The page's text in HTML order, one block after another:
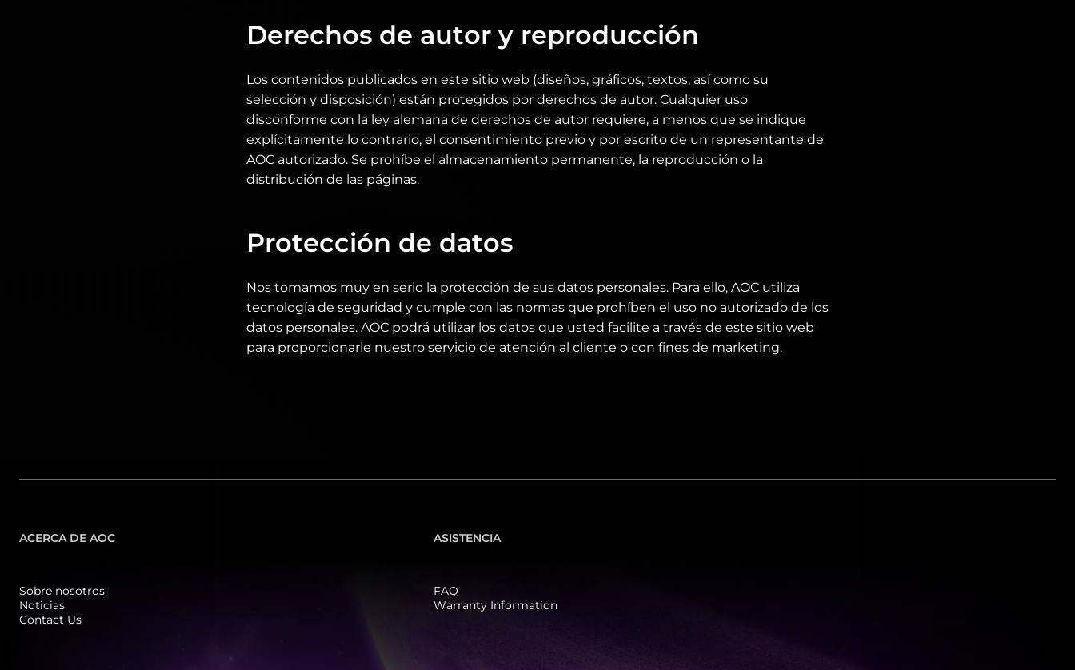
Derechos de autor y reproducción
Los contenidos publicados en este sitio web (diseños, gráficos, textos, así como su
selección y disposición) están protegidos por derechos de autor. Cualquier uso
disconforme con la ley alemana de derechos de autor requiere, a menos que se indique
explícitamente lo contrario, el consentimiento previo y por escrito de un representante de
AOC autorizado. Se prohíbe el almacenamiento permanente, la reproducción o la
distribución de las páginas.
Protección de datos
Nos tomamos muy en serio la protección de sus datos personales. Para ello, AOC utiliza
tecnología de seguridad y cumple con las normas que prohíben el uso no autorizado de los
datos personales. AOC podrá utilizar los datos que usted facilite a través de este sitio web
para proporcionarle nuestro servicio de atención al cliente o con fines de marketing.
ACERCA DE AOC
Sobre nosotros
Noticias
Contact Us
ASISTENCIA
FAQ
Warranty Information